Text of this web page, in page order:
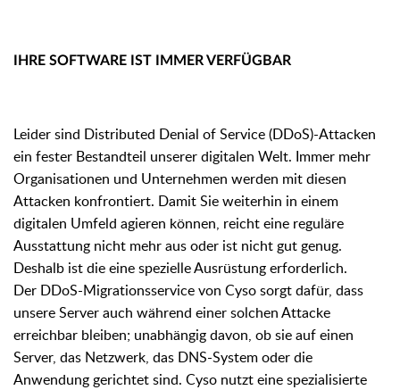
IHRE SOFTWARE IST IMMER VERFÜGBAR
Leider sind Distributed Denial of Service (DDoS)-Attacken
ein fester Bestandteil unserer digitalen Welt. Immer mehr
Organisationen und Unternehmen werden mit diesen
Attacken konfrontiert. Damit Sie weiterhin in einem
digitalen Umfeld agieren können, reicht eine reguläre
Ausstattung nicht mehr aus oder ist nicht gut genug.
Deshalb ist die eine spezielle Ausrüstung erforderlich.
Der DDoS-Migrationsservice von Cyso sorgt dafür, dass
unsere Server auch während einer solchen Attacke
erreichbar bleiben; unabhängig davon, ob sie auf einen
Server, das Netzwerk, das DNS-System oder die
Anwendung gerichtet sind. Cyso nutzt eine spezialisierte